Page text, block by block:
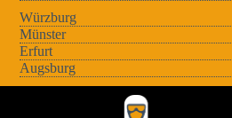
Würzburg
Münster
Erfurt
Augsburg